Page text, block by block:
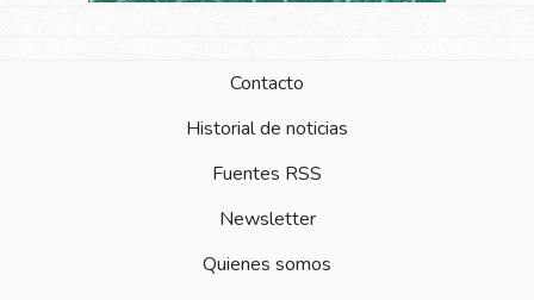
Contacto
Historial de noticias
Fuentes RSS
Newsletter
Quienes somos